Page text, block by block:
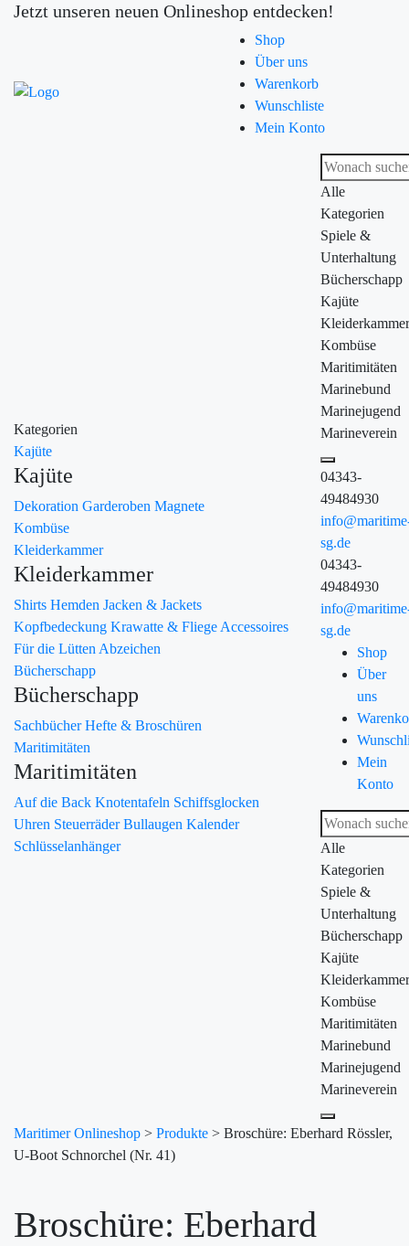
Jetzt unseren neuen Onlineshop entdecken!
Shop
Über uns
Warenkorb
Wunschliste
Mein Konto
Kategorien
Kajüte
Kajüte
Dekoration Garderoben Magnete
Kombüse
Kleiderkammer
Kleiderkammer
Shirts Hemden Jacken & Jackets
Kopfbedeckung Krawatte & Fliege Accessoires
Für die Lütten Abzeichen
Bücherschapp
Bücherschapp
SachbücherHefte & Broschüren
Maritimitäten
Maritimitäten
Auf die Back Knotentafeln Schiffsglocken
Uhren SteuerräderBullaugen Kalender
Schlüsselanhänger
Alle
Kategorien
Spiele &
Unterhaltung
Bücherschapp
Kajüte
Kleiderkammer
Kombüse
Maritimitäten
Marinebund
Marinejugend
Marineverein
04343-
49484930
sg.de
04343-
49484930
sg.de
Shop
Über
uns
Mein
Konto
Alle
Kategorien
Spiele &
Unterhaltung
Bücherschapp
Kajüte
Kleiderkammer
Kombüse
Maritimitäten
Marinebund
Marinejugend
Marineverein
Maritimer Onlineshop > Produkte > Broschüre: Eberhard Rössler,
U-Boot Schnorchel (Nr. 41)
Broschüre: Eberhard